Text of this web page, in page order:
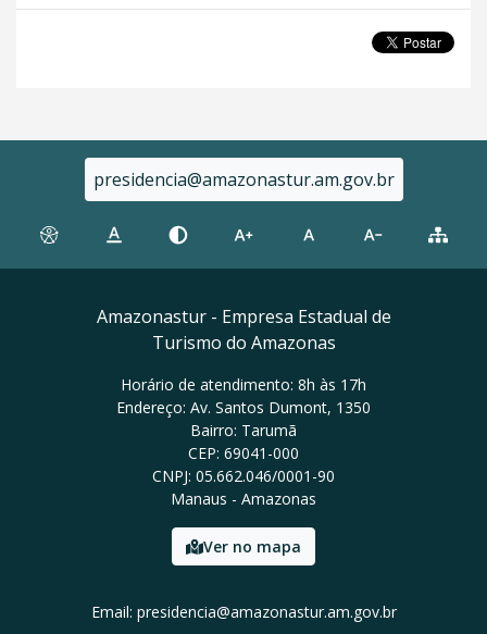
presidencia@amazonastur.am.gov.br
Amazonastur - Empresa Estadual de
Turismo do Amazonas
Horário de atendimento: 8h às 17h
Endereço: Av. Santos Dumont, 1350
Bairro: Tarumã
CEP: 69041-000
CNPJ: 05.662.046/0001-90
Manaus - Amazonas
Ver no mapa
Email: presidencia@amazonastur.am.gov.br